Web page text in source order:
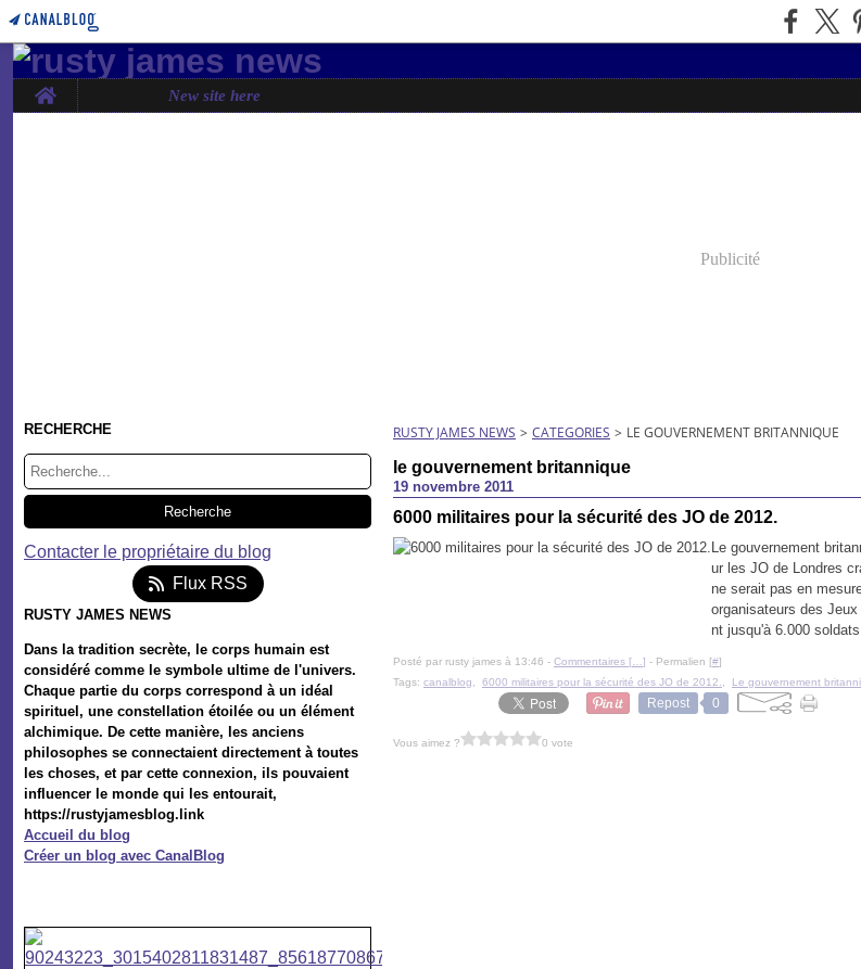
Home New site here
Publicité
RECHERCHE
Contacter le propriétaire du blog
Flux RSS
RUSTY JAMES NEWS
Dans la tradition secrète, le corps humain est
considéré comme le symbole ultime de l'univers.
Chaque partie du corps correspond à un idéal
spirituel, une constellation étoilée ou un élément
alchimique. De cette manière, les anciens
philosophes se connectaient directement à toutes
les choses, et par cette connexion, ils pouvaient
influencer le monde qui les entourait,
https://rustyjamesblog.link
Accueil du blog
Créer un blog avec CanalBlog
RUSTY JAMES NEWS > CATEGORIES > LE GOUVERNEMENT BRITANNIQUE
le gouvernement britannique
19 novembre 2011
6000 militaires pour la sécurité des JO de 2012.
Le gouvernement
ur les JO de Londres
ne serait pas en
organisateurs des
nt jusqu'à 6.000
Posté par rusty james à 13:46 - Commentaires [ ] - Permalien [#]
Tags: canalblog 6000 militaires pour la sécurité des JO de 2012. Le gouvernement
Repost 0
Vous aimez ? 0 vote